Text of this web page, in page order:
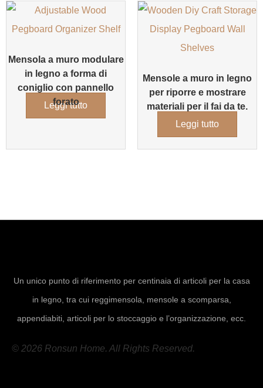
Mensola a muro modulare
in legno a forma di
coniglio con pannello
forato
Leggi tutto
Mensole a muro in legno
per riporre e mostrare
materiali per il fai da te.
Leggi tutto
Un unico punto di riferimento per centinaia di articoli per la casa
in legno, tra cui reggimensola, mensole a scomparsa,
appendiabiti, articoli per lo stoccaggio e l’organizzazione, ecc.
© 2026 Ronsun Home. All Rights Reserved.